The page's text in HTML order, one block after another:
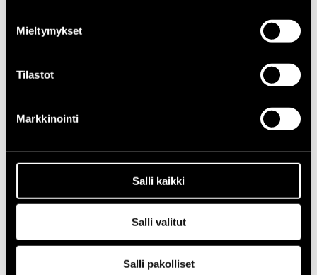
Mieltymykset
Tilastot
Markkinointi
Salli kaikki
Salli valitut
Salli pakolliset
1969
1966
Gugge Hedrenius Big Blue Band
Gugge Hedrenius Big Blue
Nimi